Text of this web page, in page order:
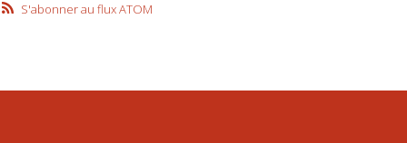
S'abonner au flux ATOM